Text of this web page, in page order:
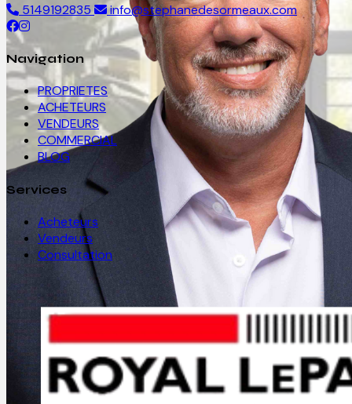
5149192835
info@stephanedesormeaux.com
Navigation
PROPRIETES
ACHETEURS
VENDEURS
COMMERCIAL
BLOG
Services
Acheteurs
Vendeurs
Consultation